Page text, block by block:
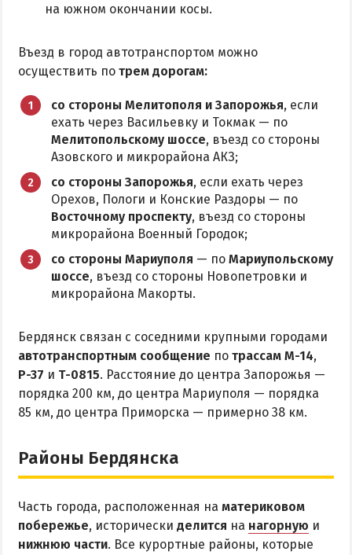
Памятники и скульптуры
Бердянские маяки
ЭКСКУРСИИ И МАРШРУТЫ
Острова Дзендзик
Приазовский природный парк
ПРОЕЗД
Маршрутки
РЕКОМЕНДАЦИИ ПО ВЫБОРУ ЖИЛЬЯ
Отдых с детьми
Отдых в мае и на майские
Отдых в сентябре
Отдых зимой и в межсезонье
Отдых с бассейном
Отдых на первой линии
Отдых на набережной
Квартиры посуточно
на южном окончании косы.
Въезд в город автотранспортом можно
осуществить по трем дорогам:
со стороны Мелитополя и Запорожья, если
ехать через Васильевку и Токмак — по
Мелитопольскому шоссе, въезд со стороны
Азовского и микрорайона АКЗ;
со стороны Запорожья, если ехать через
Орехов, Пологи и Конские Раздоры — по
Восточному проспекту, въезд со стороны
микрорайона Военный Городок;
со стороны Мариуполя — по Мариупольскому
шоссе, въезд со стороны Новопетровки и
микрорайона Макорты.
Бердянск связан с соседними крупными городами
автотранспортным сообщение по трассам М-14,
Р-37 и Т-0815. Расстояние до центра Запорожья —
порядка 200 км, до центра Мариуполя — порядка
85 км, до центра Приморска — примерно 38 км.
Районы Бердянска
Часть города, расположенная на материковом
побережье, исторически делится на нагорную и
нижнюю части. Все курортные районы, которые